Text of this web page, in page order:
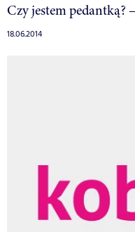
Czy jestem pedantką?
18.06.2014